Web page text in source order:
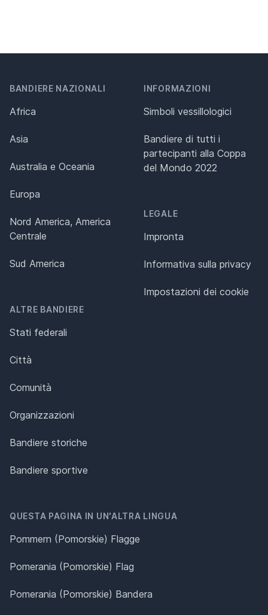
BANDIERE NAZIONALI
Africa
Asia
Australia e Oceania
Europa
Nord America, America
Centrale
Sud America
ALTRE BANDIERE
Stati federali
Città
Comunità
Organizzazioni
Bandiere storiche
Bandiere sportive
INFORMAZIONI
Simboli vessillologici
Bandiere di tutti i
partecipanti alla Coppa
del Mondo 2022
LEGALE
Impronta
Informativa sulla privacy
Impostazioni dei cookie
QUESTA PAGINA IN UN'ALTRA LINGUA
Pommern (Pomorskie) Flagge
Pomerania (Pomorskie) Flag
Pomerania (Pomorskie) Bandera